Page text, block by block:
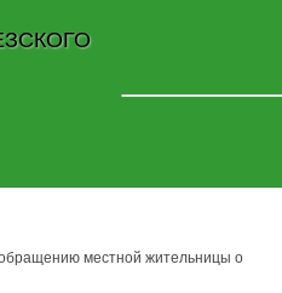
обращению местной жительницы о